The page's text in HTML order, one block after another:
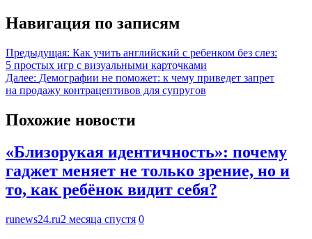
Навигация по записям
Предыдущая: Как учить английский с ребенком без слез:
5 простых игр с визуальными карточками
Далее: Демографии не поможет: к чему приведет запрет
на продажу контрацептивов для супругов
Похожие новости
«Близорукая идентичность»: почему
гаджет меняет не только зрение, но и
то, как ребёнок видит себя?
runews24.ru2 месяца спустя 0